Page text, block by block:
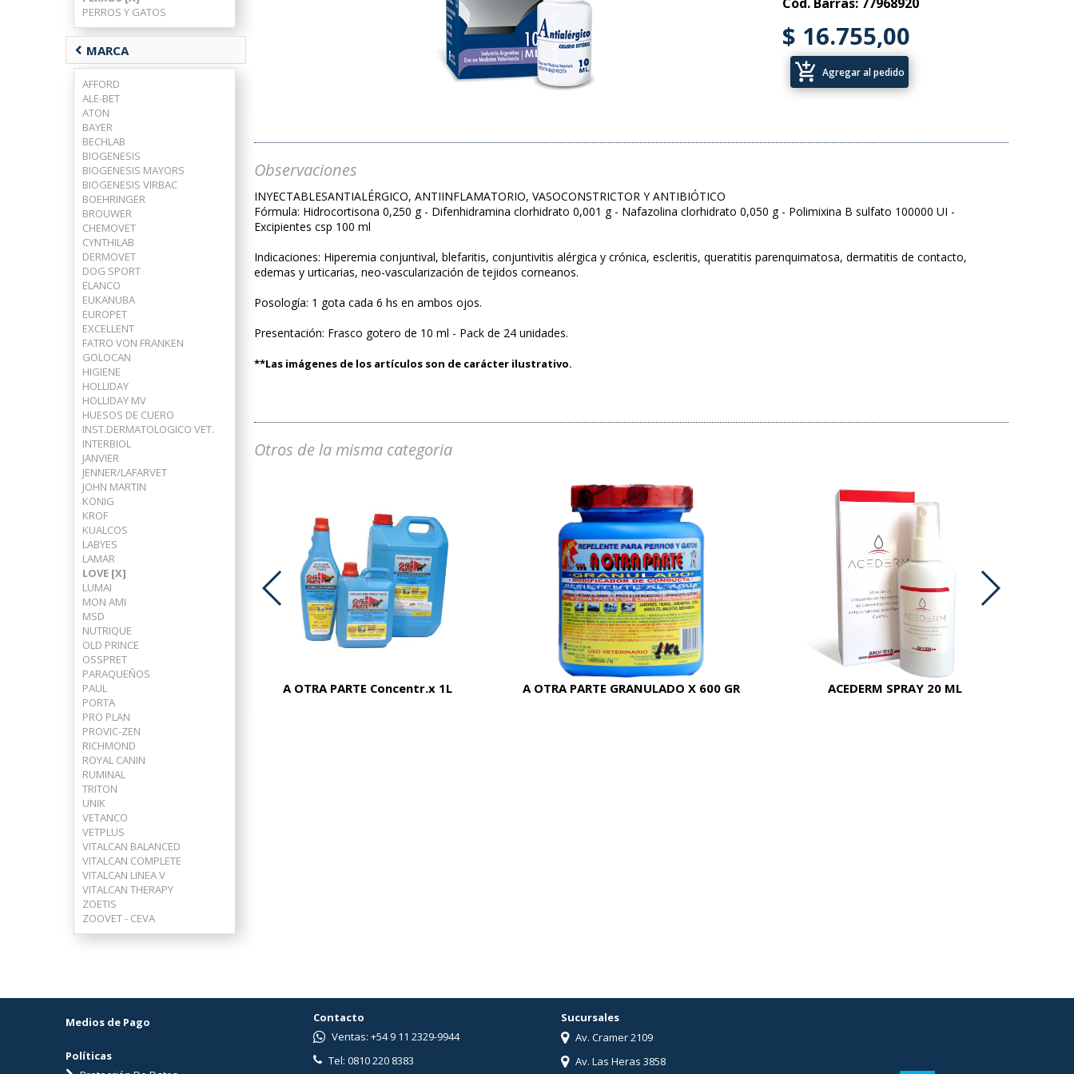
PERROS Y GATOS
chevron_left MARCA
AFFORD
ALE-BET
ATON
BAYER
BECHLAB
BIOGENESIS
BIOGENESIS MAYORS
BIOGENESIS VIRBAC
BOEHRINGER
BROUWER
CHEMOVET
CYNTHILAB
DERMOVET
DOG SPORT
ELANCO
EUKANUBA
EUROPET
EXCELLENT
FATRO VON FRANKEN
GOLOCAN
HIGIENE
HOLLIDAY
HOLLIDAY MV
HUESOS DE CUERO
INST.DERMATOLOGICO VET.
INTERBIOL
JANVIER
JENNER/LAFARVET
JOHN MARTIN
KONIG
KROF
KUALCOS
LABYES
LAMAR
LOVE [X]
LUMAI
MON AMI
MSD
NUTRIQUE
OLD PRINCE
OSSPRET
PARAQUEÑOS
PAUL
PORTA
PRO PLAN
PROVIC-ZEN
RICHMOND
ROYAL CANIN
RUMINAL
TRITON
UNIK
VETANCO
VETPLUS
VITALCAN BALANCED
VITALCAN COMPLETE
VITALCAN LINEA V
VITALCAN THERAPY
ZOETIS
ZOOVET - CEVA
$ 16.755,00
add_shopping_cart Agregar al pedido
Observaciones
INYECTABLESANTIALÉRGICO, ANTIINFLAMATORIO, VASOCONSTRICTOR Y ANTIBIÓTICO
Fórmula: Hidrocortisona 0,250 g - Difenhidramina clorhidrato 0,001 g - Nafazolina clorhidrato 0,050 g - Polimixina B sulfato 100000 UI -
Excipientes csp 100 ml
Indicaciones: Hiperemia conjuntival, blefaritis, conjuntivitis alérgica y crónica, escleritis, queratitis parenquimatosa, dermatitis de contacto,
edemas y urticarias, neo-vascularización de tejidos corneanos.
Posología: 1 gota cada 6 hs en ambos ojos.
Presentación: Frasco gotero de 10 ml - Pack de 24 unidades.
**Las imágenes de los artículos son de carácter ilustrativo.
Otros de la misma categoria
ADVOCATE PERROS 25-40 KG
A OTRA PARTE Concentr.x 1L A OTRA PARTE GRANULADO X 600 GR ACEDERM SPRAY 20 ML
Medios de Pago
Políticas
Contacto
Ventas: +54 9 11 2329-9944
Tel: 0810 220 8383
Sucursales
Av. Cramer 2109
Av. Las Heras 3858